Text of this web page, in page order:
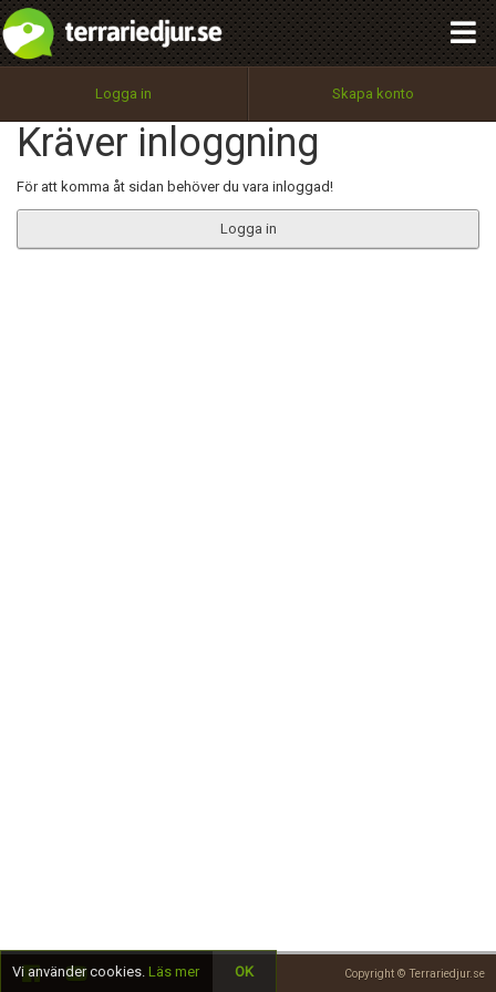
Logga in Skapa konto
Kräver inloggning
För att komma åt sidan behöver du vara inloggad!
Logga in
Copyright © Terrariedjur.se
Utför
100%
OK
integritetspolicy
Namn:
Epost:
Begär nytt lösenord
Tillbaka till förstasidan
Vi använder cookies. Läs mer OK